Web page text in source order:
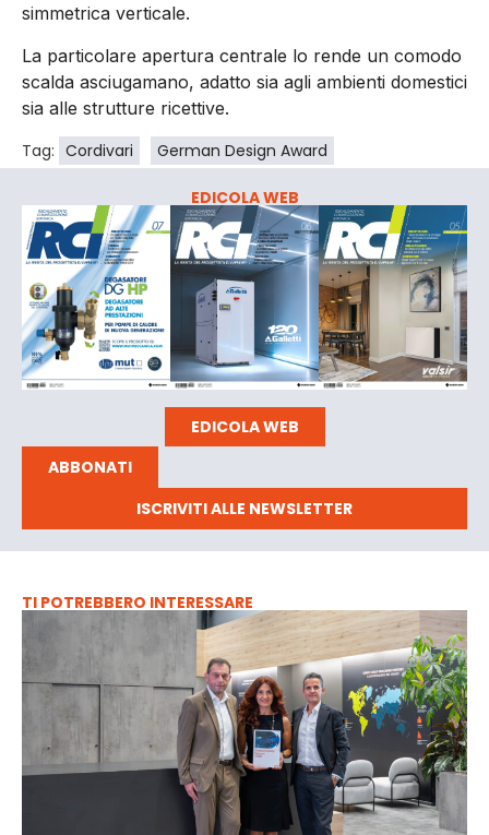
simmetrica verticale.
La particolare apertura centrale lo rende un comodo
scalda asciugamano, adatto sia agli ambienti domestici
sia alle strutture ricettive.
Tag: Cordivari German Design Award
EDICOLA WEB
EDICOLA WEB
ABBONATI
ISCRIVITI ALLE NEWSLETTER
TI POTREBBERO INTERESSARE